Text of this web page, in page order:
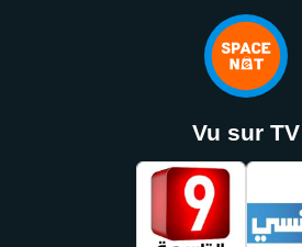
Vu sur TV